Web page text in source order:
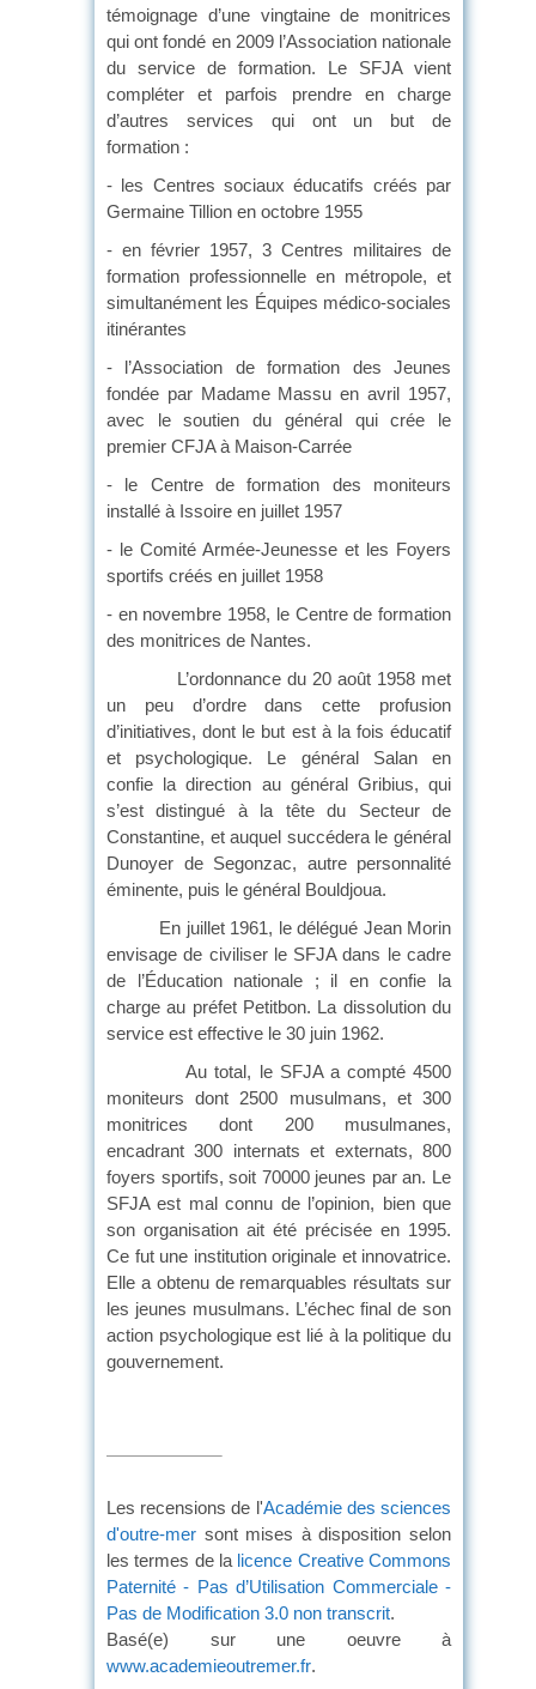
témoignage d’une vingtaine de monitrices
qui ont fondé en 2009 l’Association nationale
du service de formation. Le SFJA vient
compléter et parfois prendre en charge
d’autres services qui ont un but de
formation :
- les Centres sociaux éducatifs créés par
Germaine Tillion en octobre 1955
- en février 1957, 3 Centres militaires de
formation professionnelle en métropole, et
simultanément les Équipes médico-sociales
itinérantes
- l’Association de formation des Jeunes
fondée par Madame Massu en avril 1957,
avec le soutien du général qui crée le
premier CFJA à Maison-Carrée
- le Centre de formation des moniteurs
installé à Issoire en juillet 1957
- le Comité Armée-Jeunesse et les Foyers
sportifs créés en juillet 1958
- en novembre 1958, le Centre de formation
des monitrices de Nantes.
L’ordonnance du 20 août 1958 met
un peu d’ordre dans cette profusion
d’initiatives, dont le but est à la fois éducatif
et psychologique. Le général Salan en
confie la direction au général Gribius, qui
s’est distingué à la tête du Secteur de
Constantine, et auquel succédera le général
Dunoyer de Segonzac, autre personnalité
éminente, puis le général Bouldjoua.
En juillet 1961, le délégué Jean Morin
envisage de civiliser le SFJA dans le cadre
de l’Éducation nationale ; il en confie la
charge au préfet Petitbon. La dissolution du
service est effective le 30 juin 1962.
Au total, le SFJA a compté 4500
moniteurs dont 2500 musulmans, et 300
monitrices dont 200 musulmanes,
encadrant 300 internats et externats, 800
foyers sportifs, soit 70000 jeunes par an. Le
SFJA est mal connu de l’opinion, bien que
son organisation ait été précisée en 1995.
Ce fut une institution originale et innovatrice.
Elle a obtenu de remarquables résultats sur
les jeunes musulmans. L’échec final de son
action psychologique est lié à la politique du
gouvernement.
Les recensions de l'Académie des sciences
d'outre-mer sont mises à disposition selon
les termes de la licence Creative Commons
Paternité - Pas d’Utilisation Commerciale -
Pas de Modification 3.0 non transcrit.
Basé(e) sur une oeuvre à
www.academieoutremer.fr.